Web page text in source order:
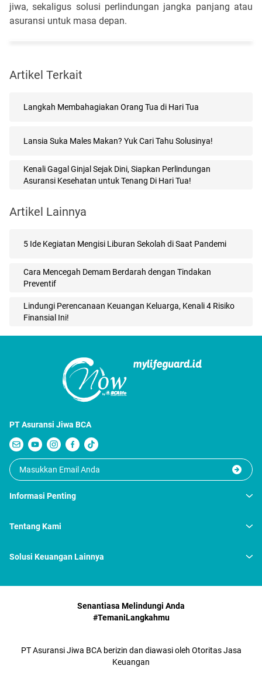
jiwa, sekaligus solusi perlindungan jangka panjang atau
asuransi untuk masa depan.
Artikel Terkait
Langkah Membahagiakan Orang Tua di Hari Tua
Lansia Suka Males Makan? Yuk Cari Tahu Solusinya!
Kenali Gagal Ginjal Sejak Dini, Siapkan Perlindungan
Asuransi Kesehatan untuk Tenang Di Hari Tua!
Artikel Lainnya
5 Ide Kegiatan Mengisi Liburan Sekolah di Saat Pandemi
Cara Mencegah Demam Berdarah dengan Tindakan
Preventif
Lindungi Perencanaan Keuangan Keluarga, Kenali 4 Risiko
Finansial Ini!
PT Asuransi Jiwa BCA
Informasi Penting
Tentang Kami
Solusi Keuangan Lainnya
Senantiasa Melindungi Anda
#TemaniLangkahmu
PT Asuransi Jiwa BCA berizin dan diawasi oleh Otoritas Jasa
Keuangan